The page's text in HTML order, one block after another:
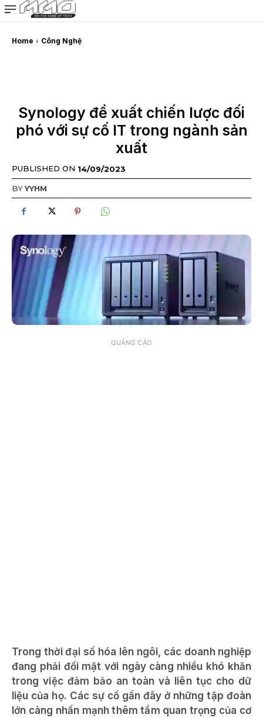
MMOSITE - Thông tin công nghệ
Bài viết nổi bật
Home Công Nghệ
Synology đề xuất chiến lược đối
phó với sự cố IT trong ngành sản
xuất
PUBLISHED ON 14/09/2023
BYYYHM
QUẢNG CÁO
Trong thời đại số hóa lên ngôi, các doanh nghiệp
đang phải đối mặt với ngày càng nhiều khó khăn
trong việc đảm bảo an toàn và liên tục cho dữ
liệu của họ. Các sự cố gần đây ở những tập đoàn
lớn càng nhấn mạnh thêm tầm quan trọng của cơ